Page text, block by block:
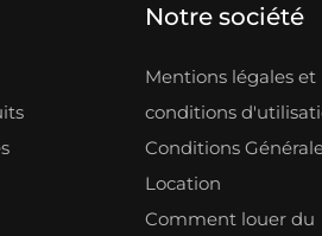
Notre société
Mentions légales et
conditions
Conditions
Location
Comment louer du